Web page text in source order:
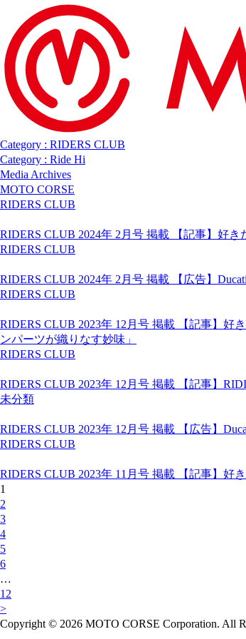
Category : RIDERS CLUB
Category : Ride Hi
Media Archives
MOTO CORSE
RIDERS CLUB
RIDERS CLUB 2024年 2月号 掲載 【記事】好
RIDERS CLUB
RIDERS CLUB 2024年 2月号 掲載 【広告】
RIDERS CLUB
RIDERS CLUB 2023年 12月号 掲載 【記事】
ンパーツが織りなす妙味」
RIDERS CLUB
RIDERS CLUB 2023年 12月号 掲載 【記事】
未分類
RIDERS CLUB 2023年 12月号 掲載 【広告】
RIDERS CLUB
RIDERS CLUB 2023年 11月号 掲載 【記事】好
1
2
3
4
5
6
…
12
>
Copyright © 2026 MOTO CORSE Corporation. All